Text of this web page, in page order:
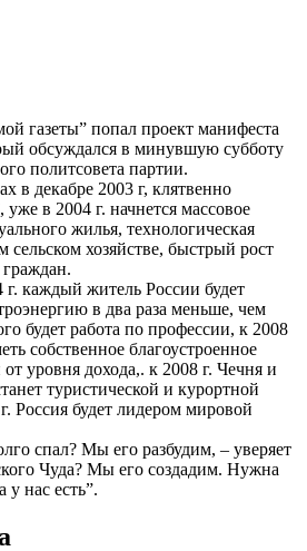
газеты” попал проект манифеста
обсуждался в минувшую субботу
политсовета партии.
в декабре 2003 г, клятвенно
в 2004 г. начнется массовое
жилья, технологическая
сельском хозяйстве, быстрый рост
граждан.
г. каждый житель России будет
в два раза меньше, чем
будет работа по профессии, к 2008
собственное благоустроенное
уровня дохода,. к 2008 г. Чечня и
туристической и курортной
Россия будет лидером мировой
спал? Мы его разбудим, – уверяет
Чуда? Мы его создадим. Нужна
у нас есть”.